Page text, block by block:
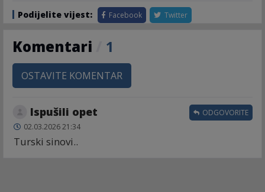
Podijelite vijest: Facebook Twitter
Komentari 1
OSTAVITE KOMENTAR
Ispušili opet
02.03.2026 21:34
Turski sinovi..
ODGOVORITE